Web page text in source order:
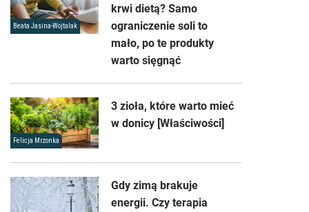
Beata Jasina-Wojtalak
krwi dietą? Samo
ograniczenie soli to
mało, po te produkty
warto sięgnąć
Felicja Mrzonka
3 zioła, które warto mieć
w donicy [Właściwości]
Gdy zimą brakuje
energii. Czy terapia